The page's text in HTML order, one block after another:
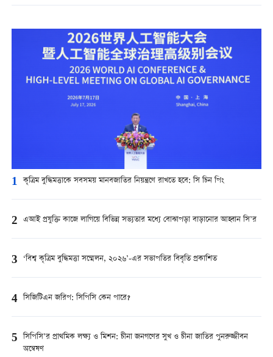
1 কৃত্রিম বুদ্ধিমত্তাকে সবসময় মানবজাতির নিয়ন্ত্রণে রাখতে হবে: সি চিন পিং
2 এআই প্রযুক্তি কাজে লাগিয়ে বিভিন্ন সভ্যতার মধ্যে বোঝাপড়া বাড়ানোর আহ্বান সি’র
3 ‘বিশ্ব কৃত্রিম বুদ্ধিমত্তা সম্মেলন, ২০২৬’-এর সভাপতির বিবৃতি প্রকাশিত
4 সিজিটিএন জরিপ: সিপিসি কেন পারে?
5 সিপিসি’র প্রাথমিক লক্ষ্য ও মিশন: চীনা জনগণের সুখ ও চীনা জাতির পুনরুজ্জীবন
অন্বেষণ